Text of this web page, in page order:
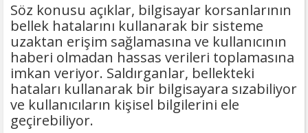
Söz konusu açıklar, bilgisayar korsanlarının
bellek hatalarını kullanarak bir sisteme
uzaktan erişim sağlamasına ve kullanıcının
haberi olmadan hassas verileri toplamasına
imkan veriyor. Saldırganlar, bellekteki
hataları kullanarak bir bilgisayara sızabiliyor
ve kullanıcıların kişisel bilgilerini ele
geçirebiliyor.